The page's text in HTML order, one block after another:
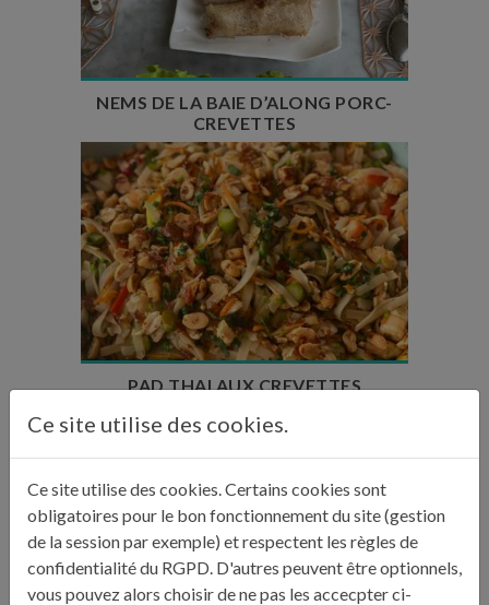
Nombre de couverts : 6 à 8
NEMS DE LA BAIE D’ALONG PORC-
CREVETTES
Temps de préparation : 35 min
Temps de cuisson : 20 min
Nombre de couverts : 6
PAD THAI AUX CREVETTES
Temps de préparation : 45 min
Temps de cuisson : 3h15
Temps de repos : 24h
Nombre de couverts : 4
Ce site utilise des cookies.
Ce site utilise des cookies. Certains cookies sont
obligatoires pour le bon fonctionnement du site (gestion
de la session par exemple) et respectent les règles de
confidentialité du RGPD. D'autres peuvent être optionnels,
vous pouvez alors choisir de ne pas les accecpter ci-